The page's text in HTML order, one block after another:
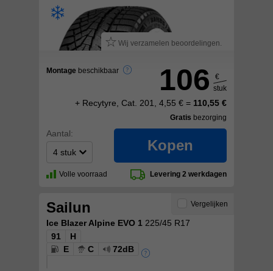
Wij verzamelen beoordelingen.
Montage beschikbaar 106
€
stuk
+ Recytyre, Cat. 201, 4,55 € = 110,55 €
Gratis bezorging
Aantal:
Kopen
Volle voorraad Levering 2 werkdagen
Sailun
Ice Blazer Alpine EVO 1 225/45 R17
91
H
E
C 72dB
Vergelijken